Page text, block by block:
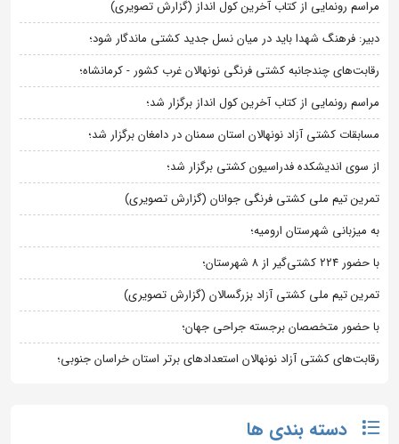
مراسم رونمایی از کتاب آخرین کول انداز (گزارش تصویری)
دبیر: فرهنگ شهدا باید در میان نسل جدید کشتی ماندگار شود؛
رقابت‌های چندجانبه کشتی فرنگی نونهالان غرب کشور - کرمانشاه؛
مراسم رونمایی از کتاب آخرین کول انداز برگزار شد؛
مسابقات کشتی آزاد نونهالان استان سمنان در دامغان برگزار شد؛
از سوی اندیشکده فدراسیون کشتی برگزار شد؛
تمرین تیم ملی کشتی فرنگی جوانان (گزارش تصویری)
به میزبانی شهرستان ارومیه؛
با حضور ۲۲۴ کشتی‌گیر از ۸ شهرستان؛
تمرین تیم ملی کشتی آزاد بزرگسالان (گزارش تصویری)
با حضور متخصصان برجسته جراحی جهان؛
رقابت‌های کشتی آزاد نونهالان استعدادهای برتر استان خراسان جنوبی؛
دسته بندی ها